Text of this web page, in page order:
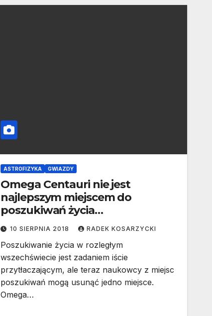
ASTROFIZYKA GWIAZDY
Omega Centauri nie jest
najlepszym miejscem do
poszukiwań życia
pozaziemskiego
10 SIERPNIA 2018 RADEK KOSARZYCKI
Poszukiwanie życia w rozległym
wszechświecie jest zadaniem iście
przytłaczającym, ale teraz naukowcy z miejsc
poszukiwań mogą usunąć jedno miejsce.
Omega…